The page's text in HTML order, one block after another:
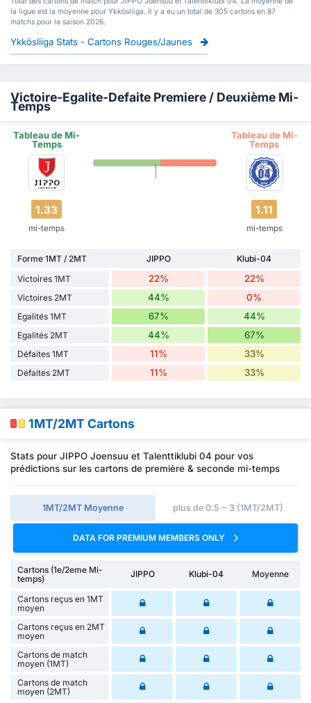
la ligue est la moyenne pour Ykkösliiga. Il y a eu un total de 305 cartons en 87
matchs pour la saison 2026.
Ykkösliiga Stats - Cartons Rouges/Jaunes
Victoire-Egalite-Defaite Premiere / Deuxième Mi-
Temps
Tableau de Mi-
Temps
Tableau de Mi-
Temps
1.33
mi-temps
1.11
mi-temps
Forme 1MT / 2MT JIPPO
Klubi-04
Victoires 1MT
22% 22%
Victoires 2MT 44% 0%
Egalités 1MT 67% 44%
Egalités 2MT 44% 67%
Défaites 1MT 11% 33%
Défaites 2MT 11% 33%
1MT/2MT Cartons
Stats pour JIPPO Joensuu et Talenttiklubi 04 pour vos
prédictions sur les cartons de première & seconde mi-temps
1MT/2MT Moyenne plus de 0.5 ~ 3 (1MT/2MT)
DATA FOR PREMIUM MEMBERS ONLY
Cartons (1e/2eme Mi-
temps)
JIPPO Klubi-04 Moyenne
Cartons reçus en 1MT
moyen
Cartons reçus en 2MT
moyen
Cartons de match
moyen (1MT)
Cartons de match
moyen (2MT)